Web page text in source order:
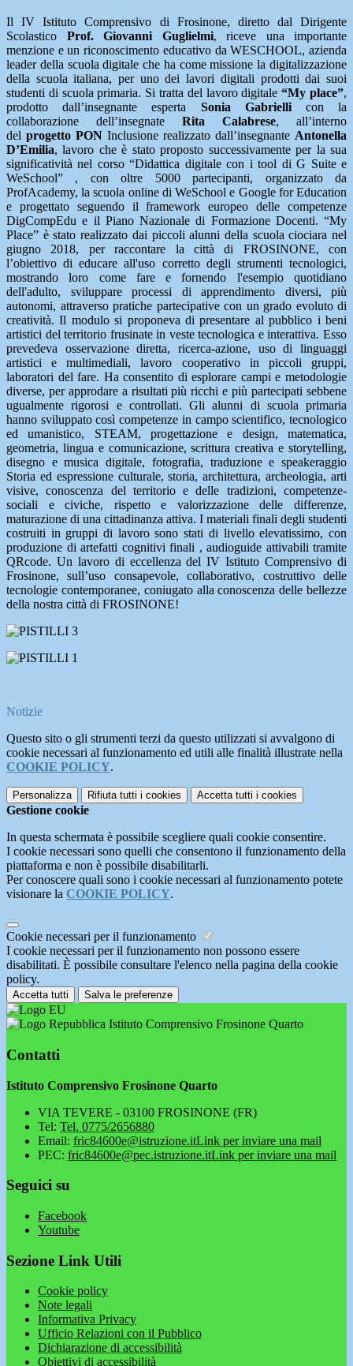
Il IV Istituto Comprensivo di Frosinone, diretto dal Dirigente
Scolastico Prof. Giovanni Guglielmi, riceve una importante
menzione e un riconoscimento educativo da WESCHOOL, azienda
leader della scuola digitale che ha come missione la digitalizzazione
della scuola italiana, per uno dei lavori digitali prodotti dai suoi
studenti di scuola primaria. Si tratta del lavoro digitale“My place”,
prodotto dall’insegnante esperta Sonia Gabriellicon la
collaborazione dell’insegnate Rita Calabrese, all’interno
del progetto PON Inclusione realizzato dall’insegnante Antonella
D’Emilia, lavoro che è stato proposto successivamente per la sua
significatività nel corso “Didattica digitale con i tool di G Suite e
WeSchool” , con oltre 5000 partecipanti, organizzato da
ProfAcademy, la scuola online di WeSchool e Google for Education
e progettato seguendo il framework europeo delle competenze
DigCompEdu e il Piano Nazionale di Formazione Docenti. “My
Place” è stato realizzato dai piccoli alunni della scuola ciociara nel
giugno 2018, per raccontare la città di FROSINONE, con
l’obiettivo di educare all'uso corretto degli strumenti tecnologici,
mostrando loro come fare e fornendo l'esempio quotidiano
dell'adulto, sviluppare processi di apprendimento diversi, più
autonomi, attraverso pratiche partecipative con un grado evoluto di
creatività. Il modulo si proponeva di presentare al pubblico i beni
artistici del territorio frusinate in veste tecnologica e interattiva. Esso
prevedeva osservazione diretta, ricerca-azione, uso di linguaggi
artistici e multimediali, lavoro cooperativo in piccoli gruppi,
laboratori del fare. Ha consentito di esplorare campi e metodologie
diverse, per approdare a risultati più ricchi e più partecipati sebbene
ugualmente rigorosi e controllati. Gli alunni di scuola primaria
hanno sviluppato così competenze in campo scientifico, tecnologico
ed umanistico, STEAM, progettazione e design, matematica,
geometria, lingua e comunicazione, scrittura creativa e storytelling,
disegno e musica digitale, fotografia, traduzione e speakeraggio
Storia ed espressione culturale, storia, architettura, archeologia, arti
visive, conoscenza del territorio e delle tradizioni, competenze-
sociali e civiche, rispetto e valorizzazione delle differenze,
maturazione di una cittadinanza attiva. I materiali finali degli studenti
costruiti in gruppi di lavoro sono stati di livello elevatissimo, con
produzione di artefatti cognitivi finali , audioguide attivabili tramite
QRcode. Un lavoro di eccellenza del IV Istituto Comprensivo di
Frosinone, sull’uso consapevole, collaborativo, costruttivo delle
tecnologie contemporanee, coniugato alla conoscenza delle bellezze
della nostra città di FROSINONE!
Notizie
Questo sito o gli strumenti terzi da questo utilizzati si avvalgono di
cookie necessari al funzionamento ed utili alle finalità illustrate nella
COOKIE POLICY.
Personalizza Rifiuta tutti i cookies Accetta tutti i cookies
Gestione cookie
In questa schermata è possibile scegliere quali cookie consentire.
I cookie necessari sono quelli che consentono il funzionamento della
piattaforma e non è possibile disabilitarli.
Per conoscere quali sono i cookie necessari al funzionamento potete
visionare la COOKIE POLICY.
Cookie necessari per il funzionamento
I cookie necessari per il funzionamento non possono essere
disabilitati. È possibile consultare l'elenco nella pagina della cookie
policy.
Accetta tutti Salva le preferenze
Istituto Comprensivo Frosinone Quarto
Contatti
Istituto Comprensivo Frosinone Quarto
VIA TEVERE - 03100 FROSINONE (FR)
Tel: Tel. 0775/2656880
Email: fric84600e@istruzione.itLink per inviare una mail
PEC: fric84600e@pec.istruzione.itLink per inviare una mail
Seguici su
Facebook
Youtube
Sezione Link Utili
Cookie policy
Note legali
Informativa Privacy
Ufficio Relazioni con il Pubblico
Dichiarazione di accessibilità
Obiettivi di accessibilità